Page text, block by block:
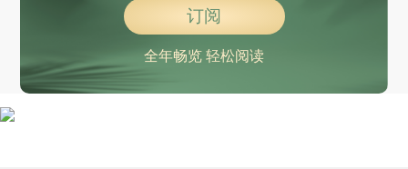
订阅
全年畅览 轻松阅读